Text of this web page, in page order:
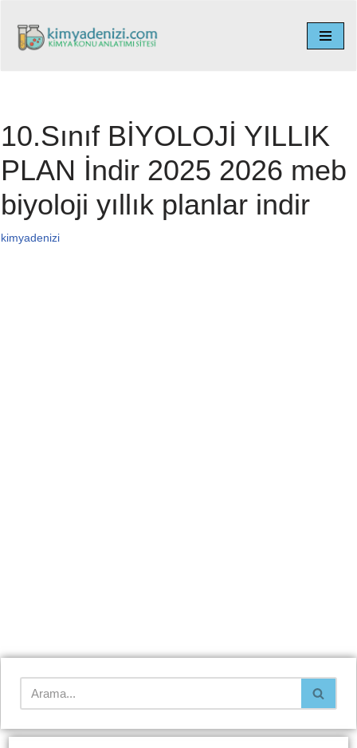
İçeriğe
10.Sınıf BİYOLOJİ YILLIK
PLAN İndir 2025 2026 meb
biyoloji yıllık planlar indir
kimyadenizi